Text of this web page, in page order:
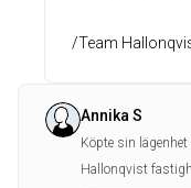
Annika S
Köpte sin
Hallonqvist